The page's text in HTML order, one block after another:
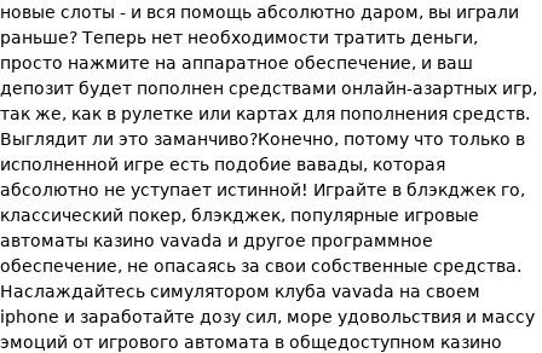
новые слоты - и вся помощь абсолютно даром, вы играли
раньше? Теперь нет необходимости тратить деньги,
просто нажмите на аппаратное обеспечение, и ваш
депозит будет пополнен средствами онлайн-азартных игр,
так же, как в рулетке или картах для пополнения средств.
Выглядит ли это заманчиво?Конечно, потому что только в
исполненной игре есть подобие вавады, которая
абсолютно не уступает истинной! Играйте в блэкджек го,
классический покер, блэкджек, популярные игровые
автоматы казино vavada и другое программное
обеспечение, не опасаясь за свои собственные средства.
Наслаждайтесь симулятором клуба vavada на своем
iphone и заработайте дозу сил, море удовольствия и массу
эмоций от игрового автомата в общедоступном казино